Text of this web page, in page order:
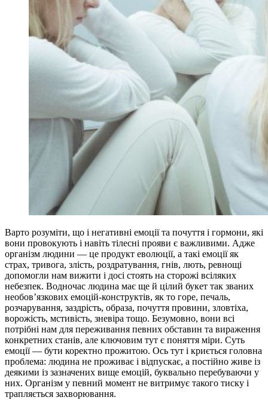
Варто розуміти, що і негативні емоції та почуття і гормони, які
вони провокують і навіть тілесні прояви є важливими. Адже
організм людини — це продукт еволюції, а такі емоції як
страх, тривога, злість, роздратування, гнів, лють, ревнощі
допомогли нам вижити і досі стоять на сторожі всіляких
небезпек. Водночас людина має ще й цілий букет так званих
необов’язкових емоцій-конструктів, як то горе, печаль,
розчарування, заздрість, образа, почуття провини, зловтіха,
ворожість, мстивість, зневіра тощо. Безумовно, вони всі
потрібні нам для переживання певних обставин та вираження
конкретних станів, але ключовим тут є поняття міри. Суть
емоції — бути коректно прожитою. Ось тут і криється головна
проблема: людина не проживає і відпускає, а постійно живе із
деякими із зазначених вище емоцій, буквально перебуваючи у
них. Організм у певний момент не витримує такого тиску і
трапляється захворювання.